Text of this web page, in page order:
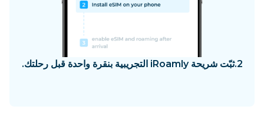
2. ثبّت شريحة iRoamly التجريبية بنقرة واحدة قبل رحلتك.